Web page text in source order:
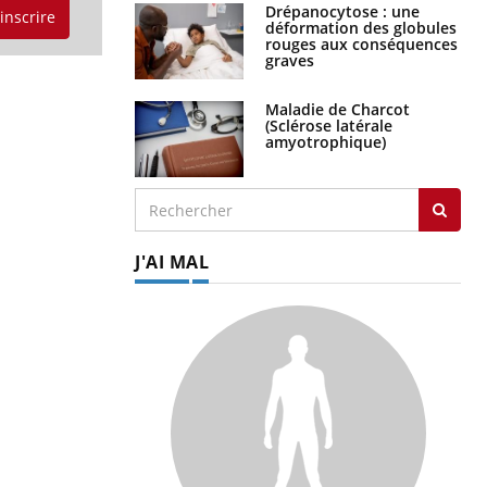
Drépanocytose : une
déformation des globules
rouges aux conséquences
graves
Maladie de Charcot
(Sclérose latérale
amyotrophique)
J'AI MAL